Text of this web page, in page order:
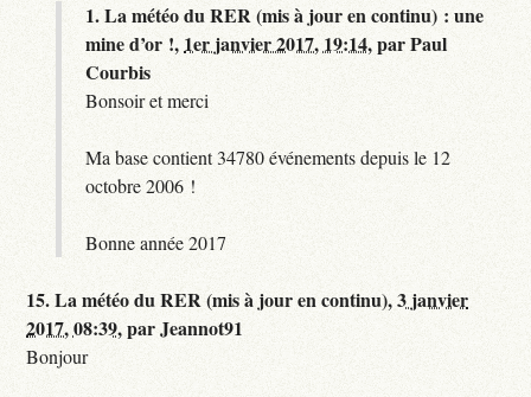
1.La météo du RER (mis à jour en continu) : une
mine d’or !, 1er janvier 2017, 19:14,parPaul
Courbis
Bonsoir et merci
Ma base contient 34780 événements depuis le 12
octobre 2006 !
Bonne année 2017
15.La météo du RER (mis à jour en continu),3 janvier
2017, 08:39,parJeannot91
Bonjour